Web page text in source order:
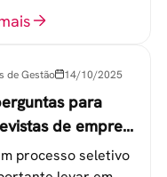
das metas
de Gestão 14/10/2025
para
de emprego
não
processo seletivo